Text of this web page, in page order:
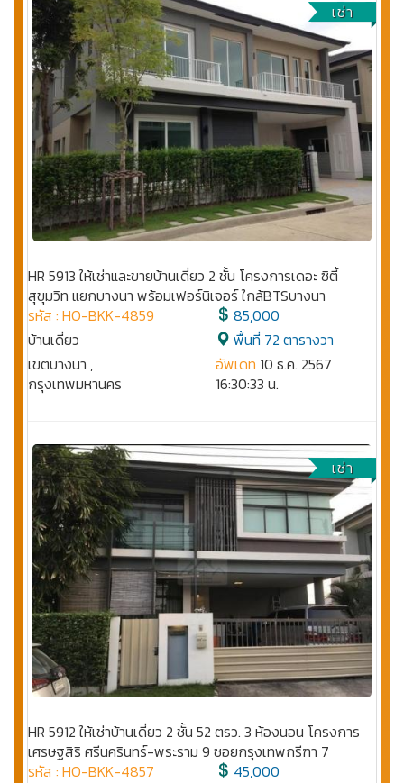
เช่า
HR 5913 ให้เช่าและขายบ้านเดี่ยว 2 ชั้น โครงการเดอะ ซิตี้
สุขุมวิท แยกบางนา พร้อมเฟอร์นิเจอร์ ใกล้BTSบางนา
รหัส : HO-BKK-4859
บ้านเดี่ยว
เขตบางนา ,
กรุงเทพมหานคร
85,000
พื้นที่ 72 ตารางวา
อัพเดท 10 ธ.ค. 2567
16:30:33 น.
เช่า
HR 5912 ให้เช่าบ้านเดี่ยว 2 ชั้น 52 ตรว. 3 ห้องนอน โครงการ
เศรษฐสิริ ศรีนครินทร์-พระราม 9 ซอยกรุงเทพกรีฑา 7
รหัส : HO-BKK-4857
45,000